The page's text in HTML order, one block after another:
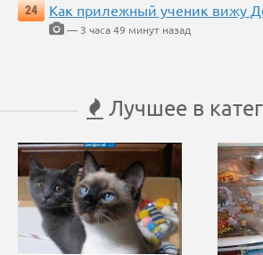
24
Как прилежный ученик вижу
— 3 часа 49 минут назад
Лучшее в